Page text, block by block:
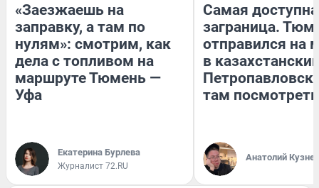
«Заезжаешь на
заправку, а там по
нулям»: смотрим, как
дела с топливом на
маршруте Тюмень —
Уфа
Екатерина Бурлева
Журналист 72.RU
Самая
заграница.
отправился на
в
там посмотреть
Анатолий